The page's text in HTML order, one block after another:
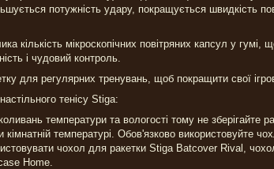
потужність удару, покращується швидкість
кількість мікроскопічних повітряних капсул у гумі,
і чудовий контроль.
для регулярних тренувань, щоб покращити свої
тенісу Stiga:
температури та вологості тому не зберігайте
кімнатній температурі. Обов'язково використовуйте
чохол для ракетки Stiga Batcover Rival,
Home.